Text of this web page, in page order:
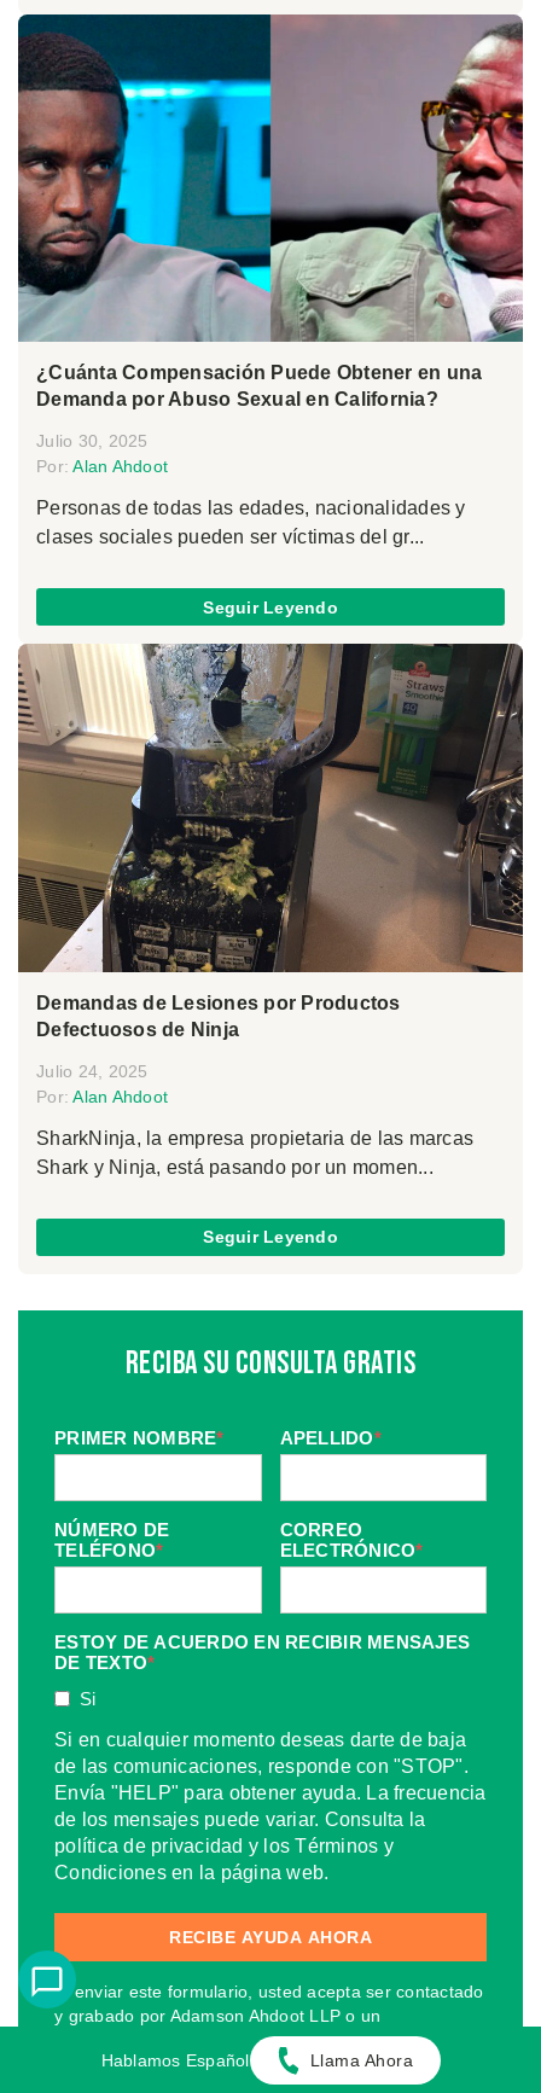
¿Cuánta Compensación Puede Obtener en una
Demanda por Abuso Sexual en California?
Julio 30, 2025
Por:Alan Ahdoot
Personas de todas las edades, nacionalidades y
clases sociales pueden ser víctimas del gr...
Seguir Leyendo
Demandas de Lesiones por Productos
Defectuosos de Ninja
Julio 24, 2025
Por:Alan Ahdoot
SharkNinja, la empresa propietaria de las marcas
Shark y Ninja, está pasando por un momen...
Seguir Leyendo
Reciba Su Consulta Gratis
PRIMER NOMBRE* APELLIDO*
NÚMERO DE
TELÉFONO*
CORREO
ELECTRÓNICO*
ESTOY DE ACUERDO EN RECIBIR MENSAJES
DE TEXTO*
Si
Si en cualquier momento deseas darte de baja
de las comunicaciones, responde con "STOP".
Envía "HELP" para obtener ayuda. La frecuencia
de los mensajes puede variar. Consulta la
política de privacidad y los Términos y
Condiciones en la página web.
Al enviar este formulario, usted acepta ser contactado
y grabado por Adamson Ahdoot LLP o un
representante, llamando o enviando correspondencia
a su dirección física o electrónica, en nuestro nombre,
para cualquier propósito que surja o esté relacionado
Hablamos Español Llama Ahora